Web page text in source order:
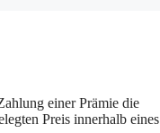
einer Prämie die
Preis innerhalb eines